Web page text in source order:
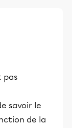
pas
savoir le
de la